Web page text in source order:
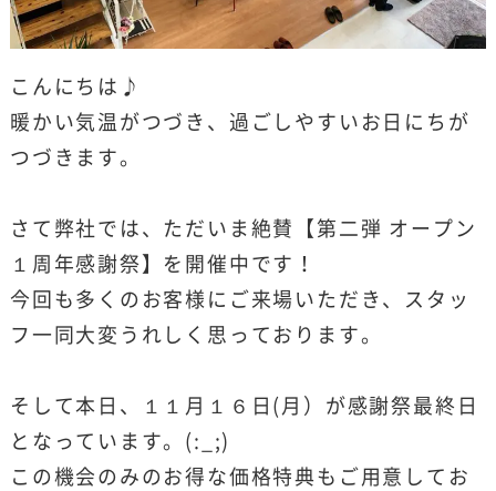
こんにちは♪
暖かい気温がつづき、過ごしやすいお日にちが
つづきます。
さて弊社では、ただいま絶賛【第二弾 オープン
１周年感謝祭】を開催中です！
今回も多くのお客様にご来場いただき、スタッ
フ一同大変うれしく思っております。
そして本日、１１月１６日(月）が感謝祭最終日
となっています。(:_;)
この機会のみのお得な価格特典もご用意してお